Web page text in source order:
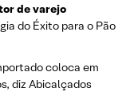
de varejo
do Éxito para o Pão
coloca em
diz Abicalçados